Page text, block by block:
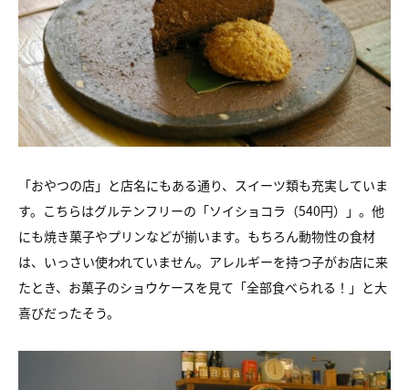
「おやつの店」と店名にもある通り、スイーツ類も充実していま
す。こちらはグルテンフリーの「ソイショコラ（540円）」。他
にも焼き菓子やプリンなどが揃います。もちろん動物性の食材
は、いっさい使われていません。アレルギーを持つ子がお店に来
たとき、お菓子のショウケースを見て「全部食べられる！」と大
喜びだったそう。